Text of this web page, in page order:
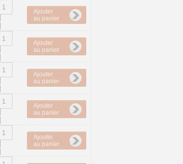
Ajouter
au panier
Ajouter
au panier
Ajouter
au panier
Ajouter
au panier
Ajouter
au panier